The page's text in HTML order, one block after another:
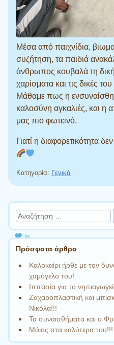
Μέσα από παιχνίδια,
συζήτηση, τα παιδιά
άνθρωπος κουβαλά τη
χαρίσματα και τις δικές
Μάθαμε πως η
καλοσύνη αγκαλιές, και η
μας πιο φωτεινό.
Γιατί η διαφορετικότητα
Κατηγορία: Γενικά
Πλοήγηση
Αναζήτηση
Πρόσφατα άρθρα
Καλοκαίρι ήρθε με τον
χαμόγελο του!
Ιππασία για το
Ζαχαροπλαστική και
Νικόλα!!!
Τα συναισθήματα και ο
Μάιος στα καλύτερα του!!!